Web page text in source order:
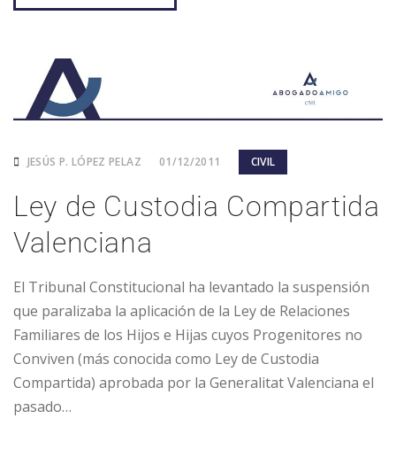
JESÚS P. LÓPEZ PELAZ 01/12/2011 CIVIL
Ley de Custodia Compartida
Valenciana
El Tribunal Constitucional ha levantado la suspensión
que paralizaba la aplicación de la Ley de Relaciones
Familiares de los Hijos e Hijas cuyos Progenitores no
Conviven (más conocida como Ley de Custodia
Compartida) aprobada por la Generalitat Valenciana el
pasado…